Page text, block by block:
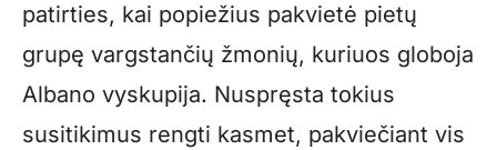
patirties, kai popiežius pakvietė pietų
grupę vargstančių žmonių, kuriuos globoja
Albano vyskupija. Nuspręsta tokius
susitikimus rengti kasmet, pakviečiant vis